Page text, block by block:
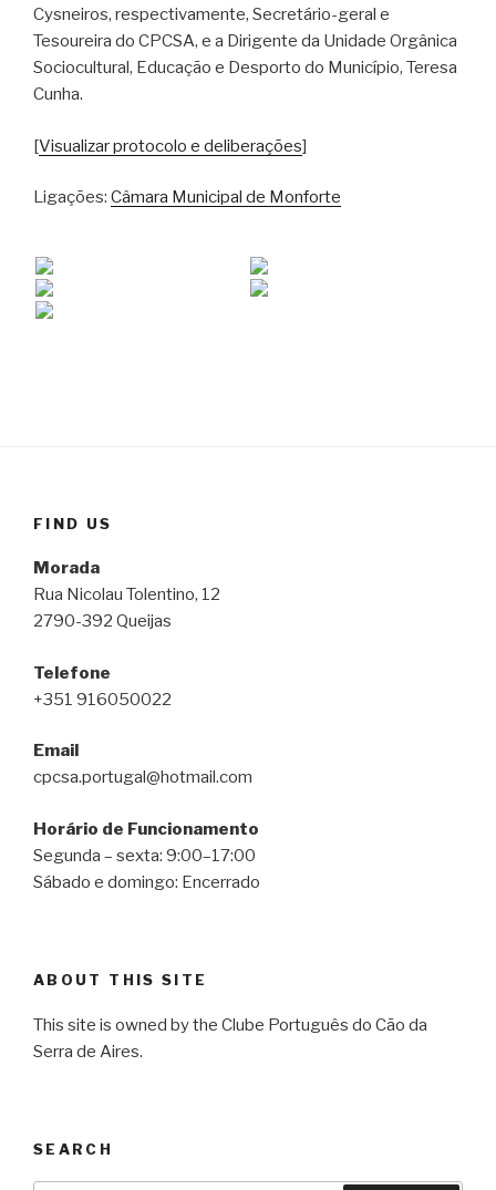
Cysneiros, respectivamente, Secretário-geral e
Tesoureira do CPCSA, e a Dirigente da Unidade Orgânica
Sociocultural, Educação e Desporto do Município, Teresa
Cunha.
[Visualizar protocolo e deliberações]
Ligações: Câmara Municipal de Monforte
FIND US
Morada
Rua Nicolau Tolentino, 12
2790-392 Queijas
Telefone
+351 916050022
Email
cpcsa.portugal@hotmail.com
Horário de Funcionamento
Segunda – sexta: 9:00–17:00
Sábado e domingo: Encerrado
ABOUT THIS SITE
This site is owned by the Clube Português do Cão da
Serra de Aires.
SEARCH